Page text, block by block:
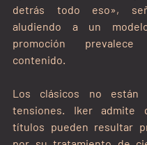
detrás todo eso»,
aludiendo a un
promoción
contenido.
Los clásicos no están
tensiones. Iker admite
títulos pueden resultar